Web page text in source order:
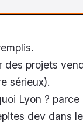
des projets
sérieux).
Lyon ?
dev dans